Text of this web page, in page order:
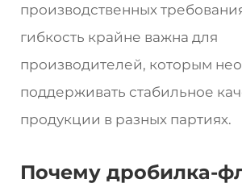
производственных
гибкость крайне важна для
производителей, которым
поддерживать стабильное
продукции в разных партиях.
Почему дробилка-